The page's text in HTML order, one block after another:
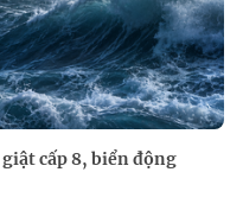
cấp 8, biển động